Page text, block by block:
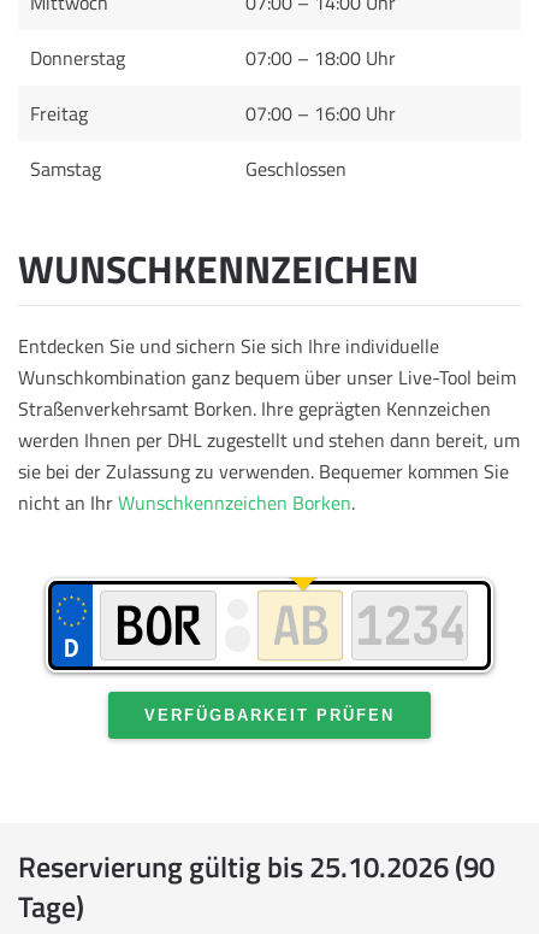
Donnerstag
07:00 – 18:00 Uhr
Freitag
07:00 – 16:00 Uhr
Samstag
Geschlossen
WUNSCHKENNZEICHEN
Entdecken Sie und sichern Sie sich Ihre individuelle
Wunschkombination ganz bequem über unser Live-Tool beim
Straßenverkehrsamt Borken. Ihre geprägten Kennzeichen
werden Ihnen per DHL zugestellt und stehen dann bereit, um
sie bei der Zulassung zu verwenden. Bequemer kommen Sie
nicht an IhrWunschkennzeichen Borken.
VERFÜGBARKEIT PRÜFEN
Reservierung gültig bis 25.10.2026 (90
Tage)